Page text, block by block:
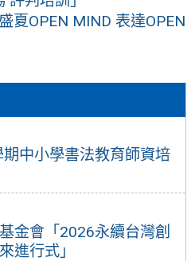
中小學書法教育師資培
金會「2026永續台灣創
進行式」
盛夏OPEN MIND 表達OPEN